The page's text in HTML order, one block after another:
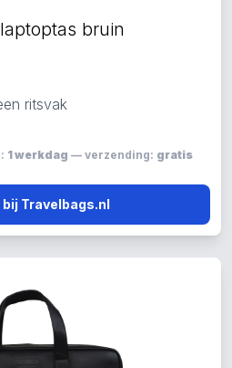
bruin
ritsvak
1 werkdag — verzending: gratis
bij Travelbags.nl